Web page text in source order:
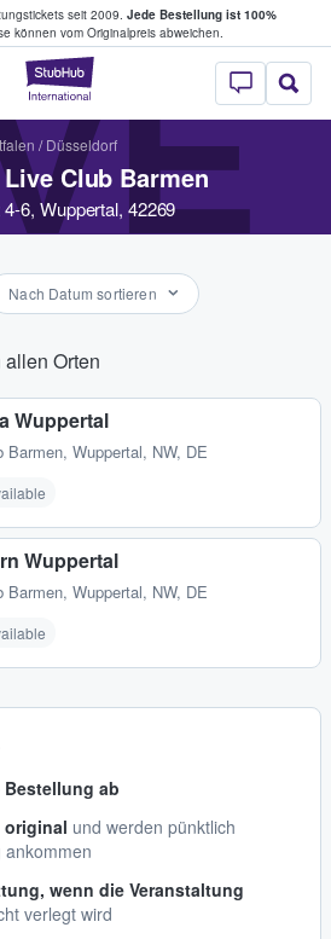
seit 2009. Jede Bestellung ist 100%
können vom Originalpreis abweichen.
StubHub - Wo
& verkaufen
/ Düsseldorf
Club Barmen
6, Wuppertal, 42269
Nach Datum sortieren
Orten
Wuppertal
Barmen, Wuppertal, NW, DE
Wuppertal
Barmen, Wuppertal, NW, DE
ab
original und werden pünktlich
ankommen
wenn die Veranstaltung
verlegt wird